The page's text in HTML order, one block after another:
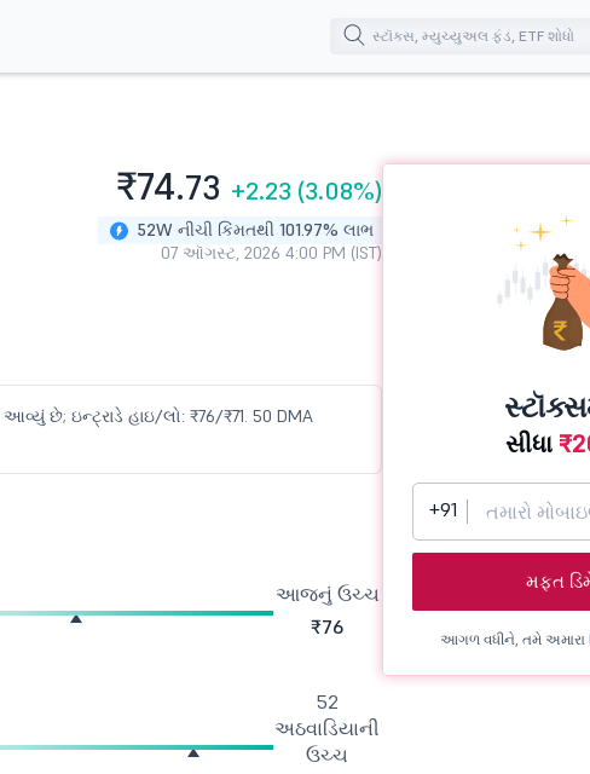
₹74.73 +2.23 (3.08%)
52W નીચી કિંમતથી 101.97% લાભ
07 ઑગસ્ટ, 2026 4:00 PM (IST)
છે; ઇન્ટ્રાડે હાઇ/લો: ₹76/₹71. 50 DMA
આજનું ઉચ્ચ
₹76
52
અઠવાડિયાની
ઉચ્ચ
સીધા
+91
મફત
આગળ વધીને, તમે અમારા